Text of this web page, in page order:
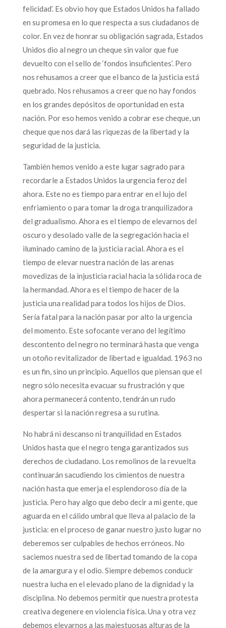
felicidad’. Es obvio hoy que Estados Unidos ha fallado
en su promesa en lo que respecta a sus ciudadanos de
color. En vez de honrar su obligación sagrada, Estados
Unidos dio al negro un cheque sin valor que fue
devuelto con el sello de ‘fondos insuficientes’. Pero
nos rehusamos a creer que el banco de la justicia está
quebrado. Nos rehusamos a creer que no hay fondos
en los grandes depósitos de oportunidad en esta
nación. Por eso hemos venido a cobrar ese cheque, un
cheque que nos dará las riquezas de la libertad y la
seguridad de la justicia.
También hemos venido a este lugar sagrado para
recordarle a Estados Unidos la urgencia feroz del
ahora. Este no es tiempo para entrar en el lujo del
enfriamiento o para tomar la droga tranquilizadora
del gradualismo. Ahora es el tiempo de elevarnos del
oscuro y desolado valle de la segregación hacia el
iluminado camino de la justicia racial. Ahora es el
tiempo de elevar nuestra nación de las arenas
movedizas de la injusticia racial hacia la sólida roca de
la hermandad. Ahora es el tiempo de hacer de la
justicia una realidad para todos los hijos de Dios.
Sería fatal para la nación pasar por alto la urgencia
del momento. Este sofocante verano del legítimo
descontento del negro no terminará hasta que venga
un otoño revitalizador de libertad e igualdad. 1963 no
es un fin, sino un principio. Aquellos que piensan que el
negro sólo necesita evacuar su frustración y que
ahora permanecerá contento, tendrán un rudo
despertar si la nación regresa a su rutina.
No habrá ni descanso ni tranquilidad en Estados
Unidos hasta que el negro tenga garantizados sus
derechos de ciudadano. Los remolinos de la revuelta
continuarán sacudiendo los cimientos de nuestra
nación hasta que emerja el esplendoroso día de la
justicia. Pero hay algo que debo decir a mi gente, que
aguarda en el cálido umbral que lleva al palacio de la
justicia: en el proceso de ganar nuestro justo lugar no
deberemos ser culpables de hechos erróneos. No
saciemos nuestra sed de libertad tomando de la copa
de la amargura y el odio. Siempre debemos conducir
nuestra lucha en el elevado plano de la dignidad y la
disciplina. No debemos permitir que nuestra protesta
creativa degenere en violencia física. Una y otra vez
debemos elevarnos a las majestuosas alturas de la